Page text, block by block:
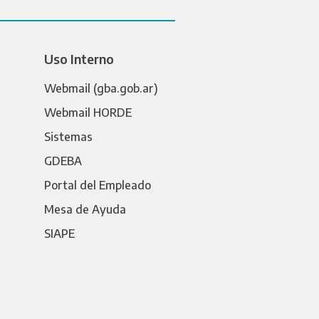
Uso Interno
Webmail (gba.gob.ar)
Webmail HORDE
Sistemas
GDEBA
Portal del Empleado
Mesa de Ayuda
SIAPE